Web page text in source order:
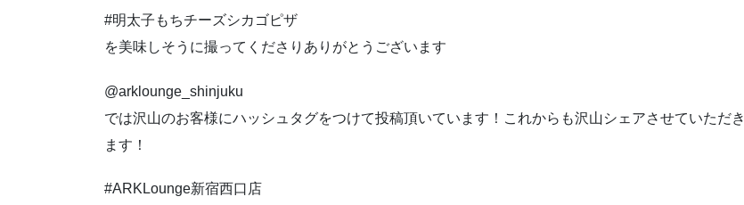
#明太子もちチーズシカゴピザ
を美味しそうに撮ってくださりありがとうございます
@arklounge_shinjuku
では沢山のお客様にハッシュタグをつけて投稿頂いています！これからも沢山シェアさせていただき
ます！
#ARKLounge新宿西口店